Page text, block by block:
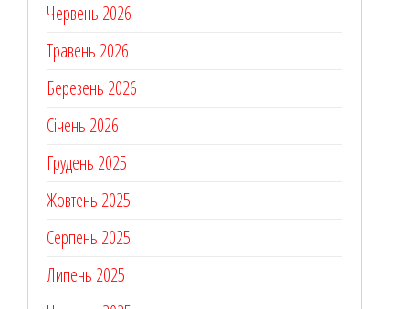
Червень 2026
Травень 2026
Березень 2026
Січень 2026
Грудень 2025
Жовтень 2025
Серпень 2025
Липень 2025